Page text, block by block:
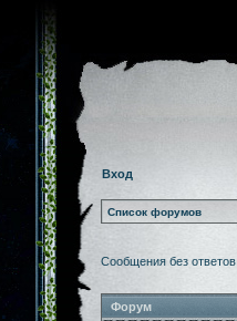
Вход
Список форумов
Сообщения без ответов
Форум